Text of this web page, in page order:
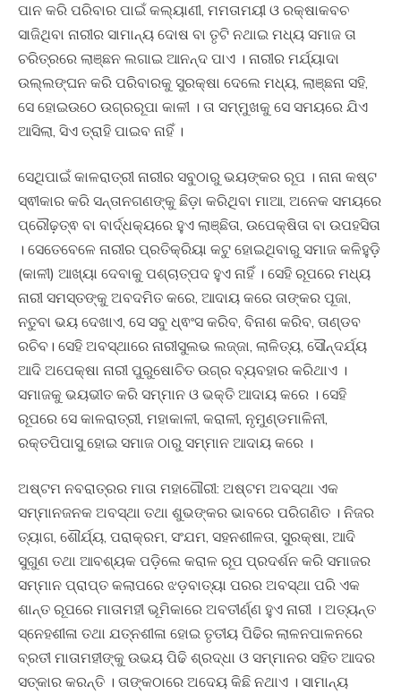
ପାନ କରି ପରିବାର ପାଇଁ କଲ୍ୟାଣୀ, ମମତାମୟୀ ଓ ରକ୍ଷାକବଚ
ସାଜିଥିବା ନାରୀର ସାମାନ୍ୟ ଦୋଷ ବା ତୃଟି ନଥାଇ ମଧ୍ୟ ସମାଜ ତା
ଚରିତ୍ରରେ ଲାଞ୍ଛନ ଲଗାଇ ଆନନ୍ଦ ପାଏ । ନାରୀର ମର୍ଯ୍ୟାଦା
ଉଲ୍ଲଙ୍ଘନ କରି ପରିବାରକୁ ସୁରକ୍ଷା ଦେଲେ ମଧ୍ୟ, ଲାଞ୍ଛନା ସହି,
ସେ ହୋଇଉଠେ ଉଗ୍ରରୂପା କାଳୀ । ତା ସମ୍ମୁଖକୁ ସେ ସମୟରେ ଯିଏ
ଆସିଲା, ସିଏ ତ୍ରାହି ପାଇବ ନାହିଁ ।
ସେଥିପାଇଁ କାଳରାତ୍ରୀ ନାରୀର ସବୁଠାରୁ ଭୟଙ୍କର ରୂପ । ନାନା କଷ୍ଟ
ସ୍ଵୀକାର କରି ସନ୍ତାନଗଣଙ୍କୁ ଛିଡ଼ା କରିଥିବା ମାଆ, ଅନେକ ସମୟରେ
ପ୍ରୌଢ଼ତ୍ଵ ବା ବାର୍ଦ୍ଧକ୍ୟରେ ହୁଏ ଲାଞ୍ଛିତା, ଉପେକ୍ଷିତା ବା ଉପହସିତା
। ସେତେବେଳେ ନାରୀର ପ୍ରତିକ୍ରିୟା କଟୁ ହୋଇଥିବାରୁ ସମାଜ କଳିହୁଡ଼ି
(କାଳୀ) ଆଖ୍ୟା ଦେବାକୁ ପଶ୍ଚାତ୍ପଦ ହୁଏ ନାହିଁ । ସେହି ରୂପରେ ମଧ୍ୟ
ନାରୀ ସମସ୍ତଙ୍କୁ ଅବଦମିତ କରେ, ଆଦାୟ କରେ ତାଙ୍କର ପୂଜା,
ନତୁବା ଭୟ ଦେଖାଏ, ସେ ସବୁ ଧ୍ଵଂସ କରିବ, ବିନାଶ କରିବ, ତାଣ୍ଡବ
ରଚିବ। ସେହି ଅବସ୍ଥାରେ ନାରୀସୁଲଭ ଲଜ୍ଜା, ଲାଳିତ୍ୟ, ସୌନ୍ଦର୍ଯ୍ୟ
ଆଦି ଅପେକ୍ଷା ନାରୀ ପୁରୁଷୋଚିତ ଉଗ୍ର ବ୍ୟବହାର କରିଥାଏ ।
ସମାଜକୁ ଭୟଭୀତ କରି ସମ୍ମାନ ଓ ଭକ୍ତି ଆଦାୟ କରେ । ସେହି
ରୂପରେ ସେ କାଳରାତ୍ରୀ, ମହାକାଳୀ, କରାଳୀ, ନୃମୁଣ୍ଡମାଳିନୀ,
ରକ୍ତପିପାସୁ ହୋଇ ସମାଜ ଠାରୁ ସମ୍ମାନ ଆଦାୟ କରେ ।
ଅଷ୍ଟମ ନବରାତ୍ରର ମାତା ମହାଗୌରୀ: ଅଷ୍ଟମ ଅବସ୍ଥା ଏକ
ସମ୍ମାନଜନକ ଅବସ୍ଥା ତଥା ଶୁଭଙ୍କର ଭାବରେ ପରିଗଣିତ । ନିଜର
ତ୍ୟାଗ, ଶୌର୍ଯ୍ୟ, ପରାକ୍ରମ, ସଂଯମ, ସହନଶୀଳତା, ସୁରକ୍ଷା, ଆଦି
ସୁଗୁଣ ତଥା ଆବଶ୍ୟକ ପଡ଼ିଲେ କରାଳ ରୂପ ପ୍ରଦର୍ଶନ କରି ସମାଜର
ସମ୍ମାନ ପ୍ରାପ୍ତ କଲାପରେ ଝଡ଼ବାତ୍ୟା ପରର ଅବସ୍ଥା ପରି ଏକ
ଶାନ୍ତ ରୂପରେ ମାତାମହୀ ଭୂମିକାରେ ଅବତୀର୍ଣ୍ଣ ହୁଏ ନାରୀ । ଅତ୍ୟନ୍ତ
ସ୍ନେହଶୀଳା ତଥା ଯତ୍ନଶୀଳା ହୋଇ ତୃତୀୟ ପିଢିର ଲାଳନପାଳନରେ
ବ୍ରତୀ ମାତାମହୀଙ୍କୁ ଉଭୟ ପିଢି ଶ୍ରଦ୍ଧା ଓ ସମ୍ମାନର ସହିତ ଆଦର
ସତ୍କାର କରନ୍ତି । ତାଙ୍କଠାରେ ଅଦେୟ କିଛି ନଥାଏ । ସାମାନ୍ୟ